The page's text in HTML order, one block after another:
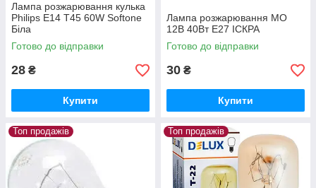
Лампа розжарювання кулька
Philips E14 T45 60W Softone
Біла
Готово до відправки
28 ₴
Купити
Лампа розжарювання МО
12В 40Вт E27 ІСКРА
Готово до відправки
30 ₴
Купити
Топ продажів Топ продажів